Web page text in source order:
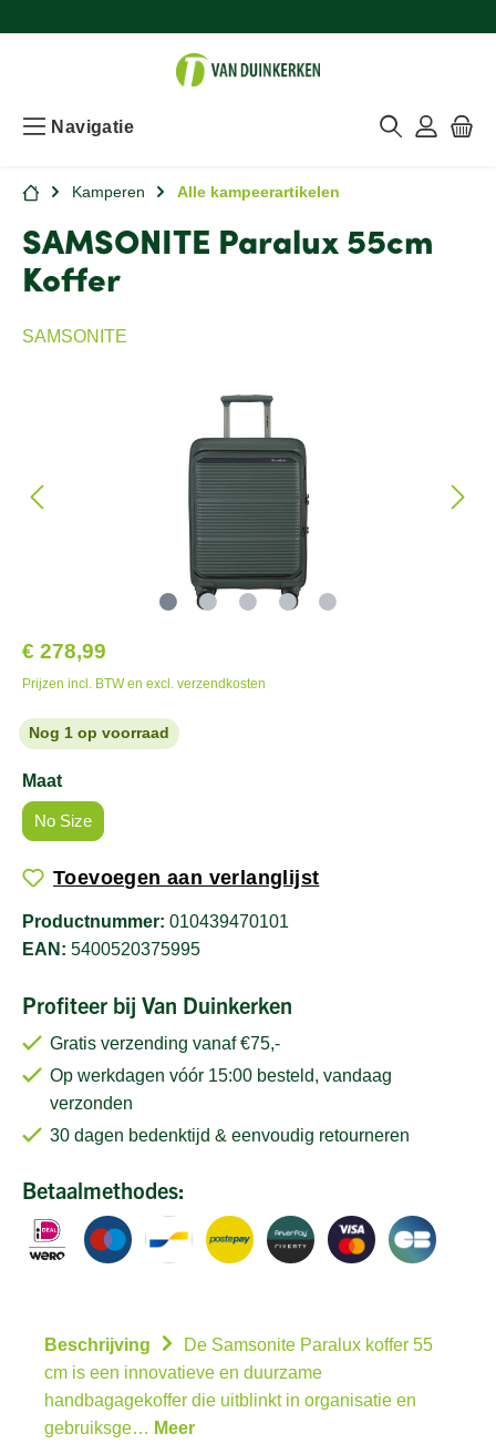
Navigatie
Kamperen Alle kampeerartikelen
SAMSONITE Paralux 55cm
Koffer
SAMSONITE
€ 278,99
Prijzen incl. BTW en excl. verzendkosten
Nog 1 op voorraad
Maat
No Size
Toevoegen aan verlanglijst
Productnummer: 010439470101
EAN: 5400520375995
Profiteer bij Van Duinkerken
Gratis verzending vanaf €75,-
Op werkdagen vóór 15:00 besteld, vandaag
verzonden
30 dagen bedenktijd & eenvoudig retourneren
Betaalmethodes:
Beschrijving
De Samsonite Paralux koffer 55
cm is een innovatieve en duurzame
handbagagekoffer die uitblinkt in organisatie en
gebruiksge… Meer